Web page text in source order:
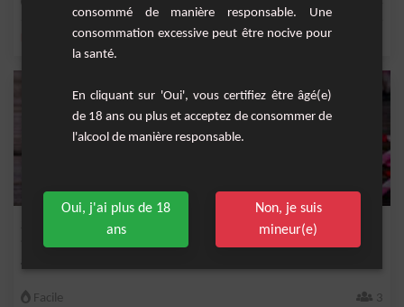
miel,lait,vanille,avocat
Smoothie Chamallows et Rose
Facile 3
consommé de manière responsable. Une
consommation excessive peut être nocive pour
la santé.
En cliquant sur 'Oui', vous certifiez être âgé(e)
de 18 ans ou plus et acceptez de consommer de
l'alcool de manière responsable.
Oui, j'ai plus de 18
ans
Non, je suis
mineur(e)